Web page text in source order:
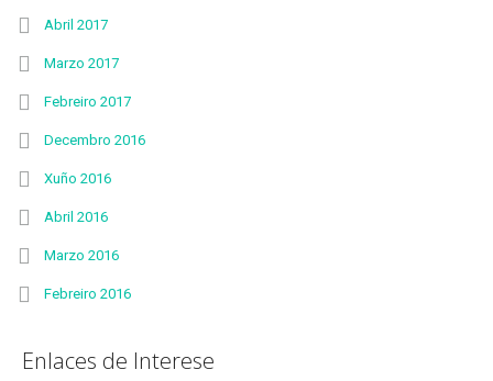
Abril 2017
Marzo 2017
Febreiro 2017
Decembro 2016
Xuño 2016
Abril 2016
Marzo 2016
Febreiro 2016
Enlaces de Interese